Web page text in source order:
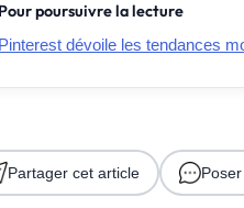
Pour poursuivre la lecture
Pinterest dévoile les tendances
Partager cet article